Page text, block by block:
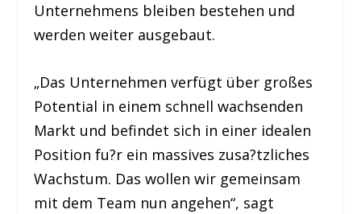
Unternehmens bleiben bestehen und
werden weiter ausgebaut.
„Das Unternehmen verfügt über großes
Potential in einem schnell wachsenden
Markt und befindet sich in einer idealen
Position fu?r ein massives zusa?tzliches
Wachstum. Das wollen wir gemeinsam
mit dem Team nun angehen“, sagt